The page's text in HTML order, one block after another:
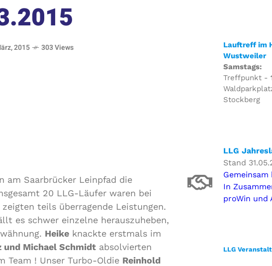
2015 303 Views
am Saarbrücker Leinpfad die
20 LLG-Läufer waren bei
teils überragende Leistungen.
es schwer einzelne herauszuheben,
Heike knackte erstmals im
und Michael Schmidt absolvierten
! Unser Turbo-Oldie Reinhold
Lauftreff im
Wustweiler
Samstags:
Treffpunkt -
Stockberg
LLG
Stand
In
proWin und
LLG